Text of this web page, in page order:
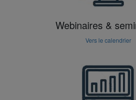
Webinaires &
Vers le calendrier